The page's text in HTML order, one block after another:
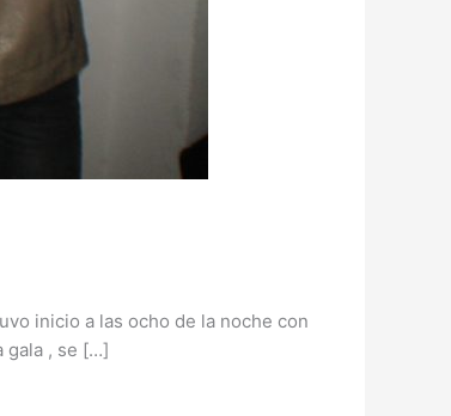
inicio a las ocho de la noche con
gala , se […]